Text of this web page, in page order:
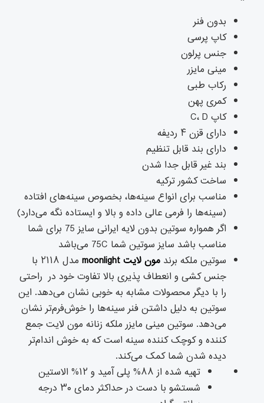
بدون فنر
کاپ پرسی
جنس پرلون
مینی مایزر
رکاب طبی
کمری پهن
کاپ C، D
دارای قزن ۴ ردیفه
دارای بند قابل تنظیم
بند غیر قابل جدا شدن
ساخت کشور ترکیه
مناسب برای انواع سینه‌ها، بخصوص سینه‌های افتاده
(سینه‌ها را فرمی عالی داده و بالا و ایستاده نگه می‌دارد)
اگر همواره سوتین بدون لایه ایرانی سایز 75 برای شما
مناسب باشد سایز سوتین شما 75C می‌باشد
سوتین ملکه برند مون لایتmoonlight
مدل ۲۱۱۸ با
جنس کشی و انعطاف پذیری بالا تفاوت خود در راحتی
را با دیگر محصولات مشابه به خوبی نشان می‌دهد. این
سوتین به دلیل داشتن فنر سینه‌ها را خوش‌فرم‌تر نشان
می‌دهد. سوتین مینی مایزر ملکه زنانه مون لایت جمع
کننده و کوچک کننده سینه است که به خوش اندام‌تر
دیده شدن شما کمک می‌کند.
تهیه شده از ۸۸% پلی آمید و ۱۲% الاستین
شستشو با دست در حداکثر دمای ۳۰ درجه